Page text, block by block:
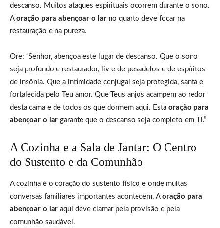
descanso. Muitos ataques espirituais ocorrem durante o sono.
A oração para abençoar o lar no quarto deve focar na
restauração e na pureza.
Ore: “Senhor, abençoa este lugar de descanso. Que o sono
seja profundo e restaurador, livre de pesadelos e de espíritos
de insônia. Que a intimidade conjugal seja protegida, santa e
fortalecida pelo Teu amor. Que Teus anjos acampem ao redor
desta cama e de todos os que dormem aqui. Esta oração para
abençoar o lar garante que o descanso seja completo em Ti.”
A Cozinha e a Sala de Jantar: O Centro
do Sustento e da Comunhão
A cozinha é o coração do sustento físico e onde muitas
conversas familiares importantes acontecem. A oração para
abençoar o lar aqui deve clamar pela provisão e pela
comunhão saudável.